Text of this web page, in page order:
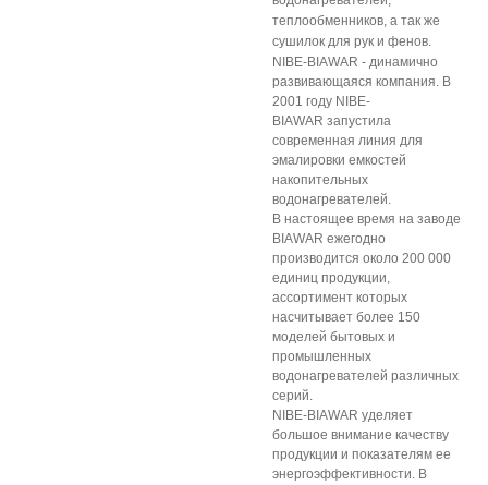
теплообменников, а так же
сушилок для рук и фенов.
NIBE-BIAWAR - динамично
развивающаяся компания. В
2001 году NIBE-
BIAWAR запустила
современная линия для
эмалировки емкостей
накопительных
водонагревателей.
В настоящее время на заводе
BIAWAR ежегодно
производится около 200 000
единиц продукции,
ассортимент которых
насчитывает более 150
моделей бытовых и
промышленных
водонагревателей различных
серий.
NIBE-BIAWAR уделяет
большое внимание качеству
продукции и показателям ее
энергоэффективности. В